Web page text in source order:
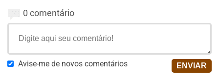
0 comentário
Avise-me de novos comentários